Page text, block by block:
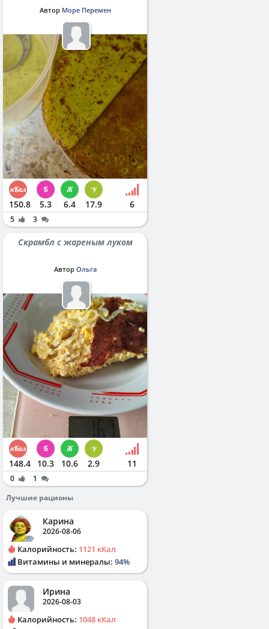
Автор Море Перемен
150.8 5.3 6.4 17.9 6
5 3
Скрамбл с жареным луком
Автор Ольга
148.4 10.3 10.6 2.9 11
0
1
Лучшие рационы
Карина
2026-08-06
Калорийность: 1121 кКал
Витамины и минералы: 94%
Ирина
2026-08-03
Калорийность: 1048 кКал